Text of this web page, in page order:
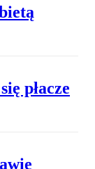
płacze